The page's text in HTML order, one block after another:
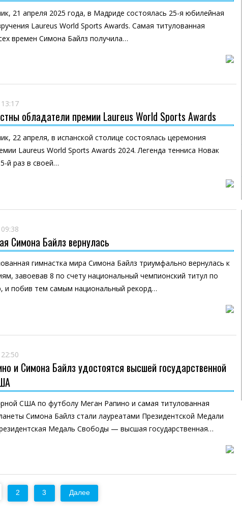
21 апреля 2025 года, в Мадриде состоялась 25-я юбилейная
Laureus World Sports Awards. Самая титулованная
времен Симона Байлз получила…
обладатели премии Laureus World Sports Awards
22 апреля, в испанской столице состоялась церемония
Laureus World Sports Awards 2024. Легенда тенниса Новак
й раз в своей…
Симона Байлз вернулась
гимнастка мира Симона Байлз триумфально вернулась к
завоевав 8 по счету национальный чемпионский титул по
и побив тем самым национальный рекорд…
и Симона Байлз удостоятся высшей государственной
США по футболу Меган Рапино и самая титулованная
Симона Байлз стали лауреатами Президентской Медали
Медаль Свободы — высшая государственная…
2 3 Далее